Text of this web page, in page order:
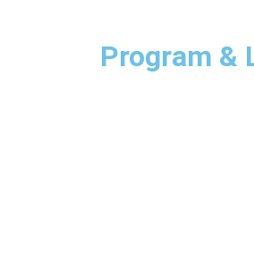
Program &